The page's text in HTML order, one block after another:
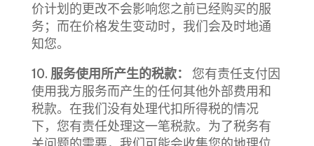
价计划的更改不会影响您之前已经购买的服
务；而在价格发生变动时，我们会及时地通
知您。
10. 服务使用所产生的税款： 您有责任支付因
使用我方服务而产生的任何其他外部费用和
税款。在我们没有处理代扣所得税的情况
下，您有责任处理这一笔税款。为了税务有